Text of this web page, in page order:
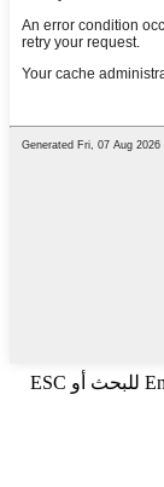
اضغط على Enter للبحث أو ESC